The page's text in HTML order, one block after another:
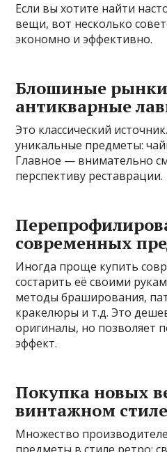
Если вы хотите найти
вещи, вот несколько
экономно и эффективно.
Блошиные
антикварные
Это классический
уникальные предметы:
Главное — внимательно
перспективу реставрации.
современных
Иногда проще купить
состарить её своими
методы браширования,
кракелюры и т.д. Это
оригиналы, но позволяет
эффект.
Покупка новых
винтажном стиле
Множество